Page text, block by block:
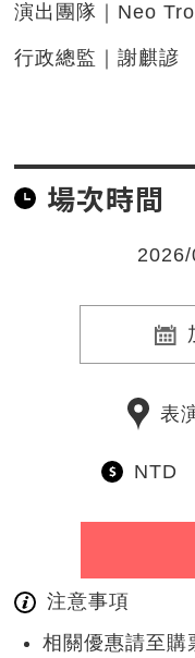
演出團隊｜Neo
行政總監｜謝麒諺
場次時間
表
NTD
注意事項
相關優惠請至購